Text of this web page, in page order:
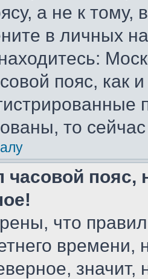
а не к тому,
в личных
пояс, как
то
часовой пояс,
что
значит,